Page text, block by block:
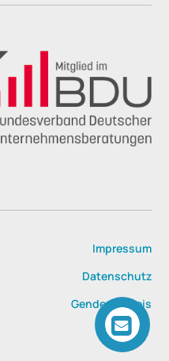
Impressum
Datenschutz
Genderhinweis